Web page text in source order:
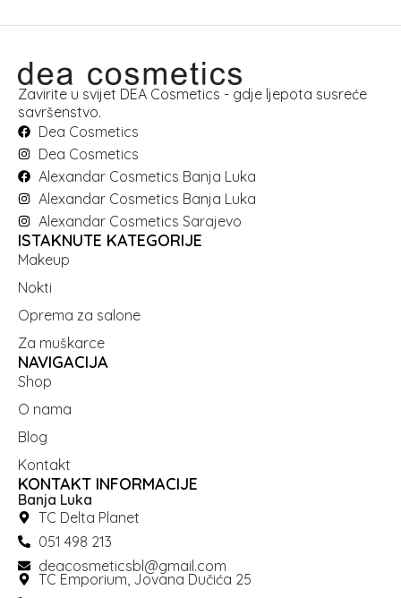
Zavirite u svijet DEA Cosmetics - gdje ljepota susreće
savršenstvo.
Dea Cosmetics
Dea Cosmetics
Alexandar Cosmetics Banja Luka
Alexandar Cosmetics Banja Luka
Alexandar Cosmetics Sarajevo
ISTAKNUTE KATEGORIJE
Makeup
Nokti
Oprema za salone
Za muškarce
NAVIGACIJA
Shop
O nama
Blog
Kontakt
KONTAKT INFORMACIJE
Banja Luka
TC Delta Planet
051 498 213
deacosmeticsbl@gmail.com
TC Emporium, Jovana Dučića 25